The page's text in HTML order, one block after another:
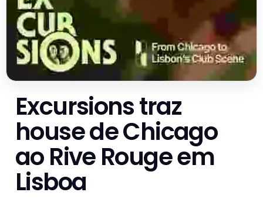
Excursions traz
house de Chicago
ao Rive Rouge em
Lisboa